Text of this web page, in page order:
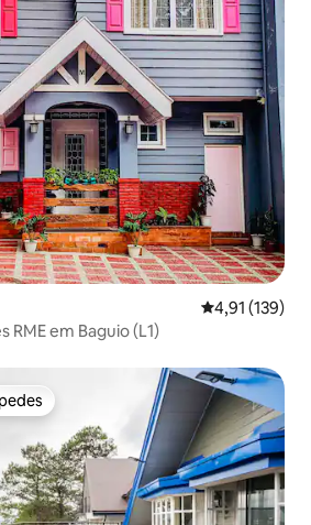
4,91 de uma
4,91 (139)
RME em Baguio (L1)
dos hóspedes